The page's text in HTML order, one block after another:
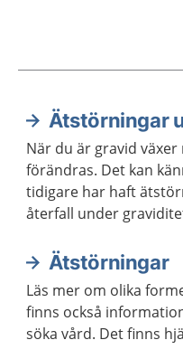
Aktuella artiklar
Ätstörningar
När du är gravid
förändras. Det kan
tidigare har haft
återfall under
under graviditeten.
Ätstörningar
Läs mer om olika
finns också
söka vård. Det finns